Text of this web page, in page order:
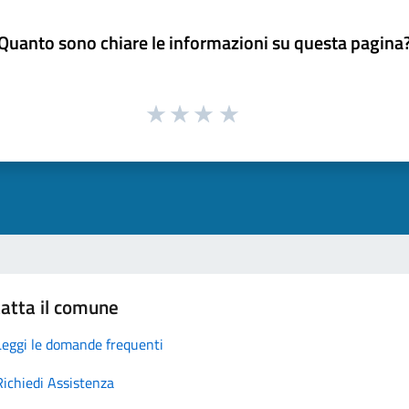
sono chiare le informazioni su questa
il comune
le domande frequenti
Assistenza